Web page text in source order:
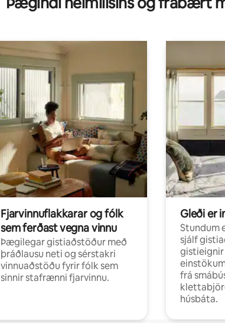
Fjarvinnuflakkarar og fólk
sem ferðast vegna vinnu
Þægilegar gistiaðstöður með
þráðlausu neti og sérstakri
vinnuaðstöðu fyrir fólk sem
sinnir stafrænni fjarvinnu.
Gleði er
Stundum
sjálf
frá
húsbáta.